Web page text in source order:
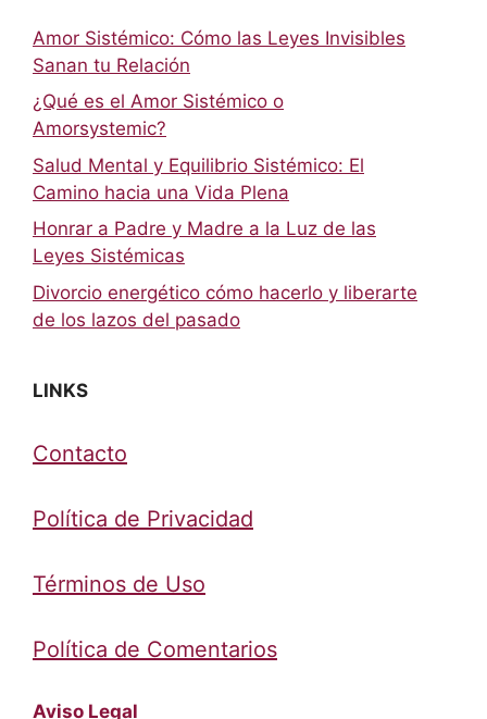
Amor Sistémico: Cómo las Leyes Invisibles
Sanan tu Relación
¿Qué es el Amor Sistémico o
Amorsystemic?
Salud Mental y Equilibrio Sistémico: El
Camino hacia una Vida Plena
Honrar a Padre y Madre a la Luz de las
Leyes Sistémicas
Divorcio energético cómo hacerlo y liberarte
de los lazos del pasado
LINKS
Contacto
Política de Privacidad
Términos de Uso
Política de Comentarios
Aviso Legal